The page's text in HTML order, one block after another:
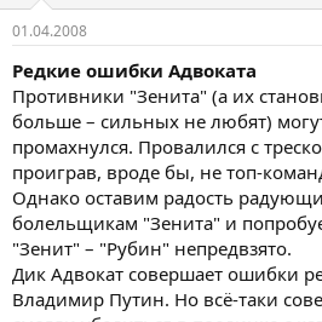
01.04.2008
Редкие ошибки Адвоката
Противники "Зенита" (а их
больше – сильных не любят)
промахнулся. Провалился с
проиграв, вроде бы, не топ-
Однако оставим радость
болельщикам "Зенита" и
"Зенит" – "Рубин" непредвзято.
Дик Адвокат совершает ошибки
Владимир Путин. Но всё-таки